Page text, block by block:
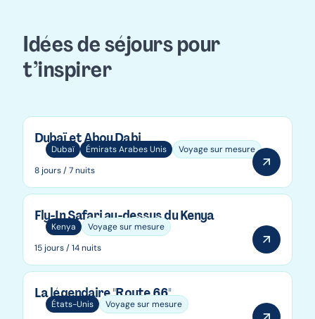
Idées de séjours pour
t’inspirer
Dubaï Émirats Arabes Unis Voyage sur mesure
Dubaï et Abou Dabi
8 jours / 7 nuits
Kenya Voyage sur mesure
Fly-In Safari au-dessus du Kenya
15 jours / 14 nuits
États-Unis Voyage sur mesure
La légendaire "Route 66"